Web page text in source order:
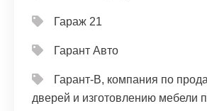
Гараж 21
Гарант Авто
Гарант-В, компания по
дверей и изготовлению мебели